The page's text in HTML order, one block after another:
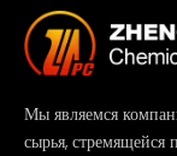
Мы являемся
сырья, стремящейся